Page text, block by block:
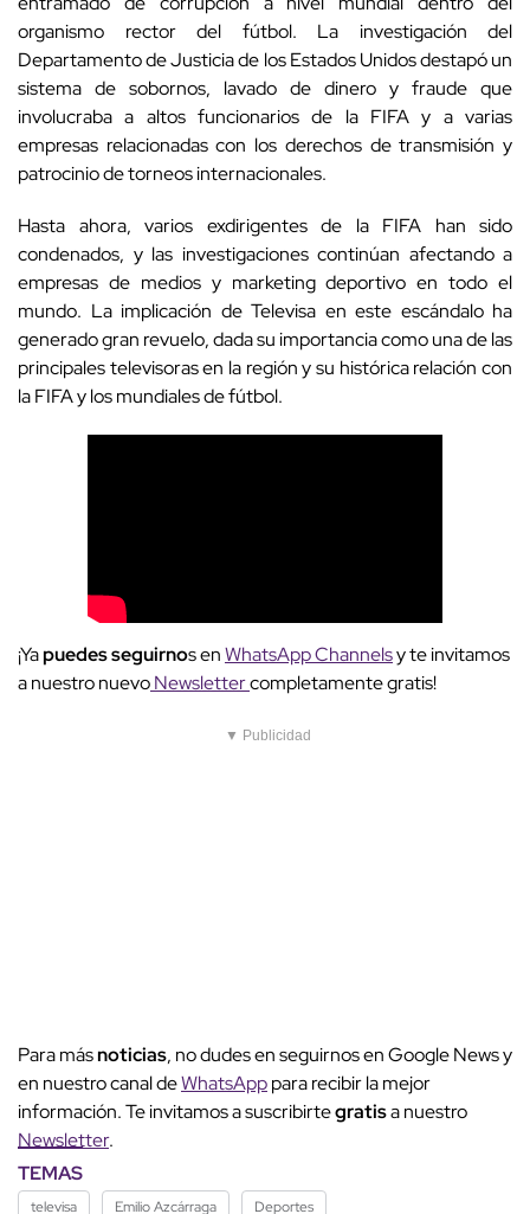
organismo rector del fútbol. La investigación del
Departamento de Justicia de los Estados Unidos destapó un
sistema de sobornos, lavado de dinero y fraude que
involucraba a altos funcionarios de la FIFA y a varias
empresas relacionadas con los derechos de transmisión y
patrocinio de torneos internacionales.
Hasta ahora, varios exdirigentes de la FIFA han sido
condenados, y las investigaciones continúan afectando a
empresas de medios y marketing deportivo en todo el
mundo. La implicación de Televisa en este escándalo ha
generado gran revuelo, dada su importancia como una de las
principales televisoras en la región y su histórica relación con
la FIFA y los mundiales de fútbol.
¡Yapuedes seguirnos enWhatsApp Channelsy te invitamos
a nuestro nuevoNewslettercompletamente gratis!
▼ Publicidad
Para másnoticias, no dudes en seguirnos en Google News y
en nuestro canal deWhatsApppara recibir la mejor
información. Te invitamos a suscribirtegratisa nuestro
Newsletter.
TEMAS
televisa Emilio Azcárraga Deportes